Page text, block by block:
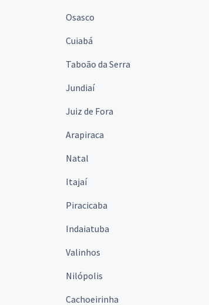
Osasco
Cuiabá
Taboão da Serra
Jundiaí
Juiz de Fora
Arapiraca
Natal
Itajaí
Piracicaba
Indaiatuba
Valinhos
Nilópolis
Cachoeirinha